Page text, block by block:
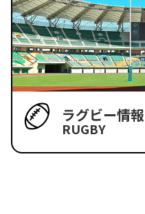
ラグビー情報
RUGBY